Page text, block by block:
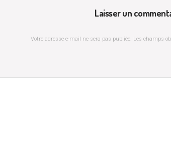
Laisser un
Votre adresse e-mail ne sera pas publiée. Les champs